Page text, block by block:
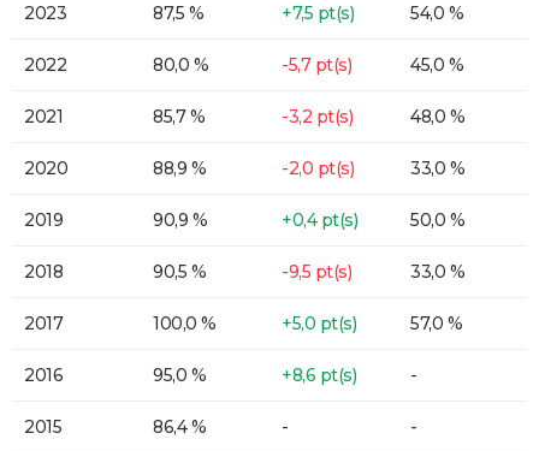
2023 87,5 % +7,5 pt(s) 54,0 %
2022 80,0 % -5,7 pt(s) 45,0 %
2021 85,7 % -3,2 pt(s) 48,0 %
2020 88,9 % -2,0 pt(s) 33,0 %
2019 90,9 % +0,4 pt(s) 50,0 %
2018 90,5 % -9,5 pt(s) 33,0 %
2017 100,0 % +5,0 pt(s) 57,0 %
2016 95,0 % +8,6 pt(s) -
2015 86,4 % - -